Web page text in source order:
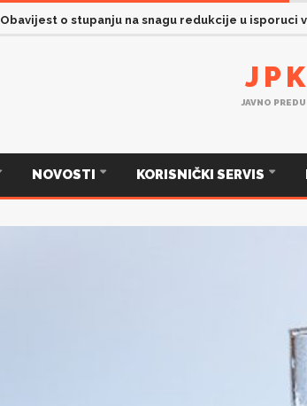
Obavijest o stupanju na snagu redukcije u isporuci
JAVNO
NOVOSTI KORISNIČKI SERVIS